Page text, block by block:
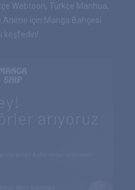
Webtoon, Türkçe Manhua,
için Manga Bahçesi
keşfedin!